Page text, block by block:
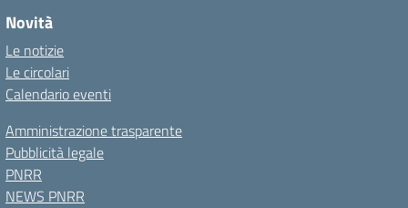
Novità
Le notizie
Le circolari
Calendario eventi
Amministrazione trasparente
Pubblicità legale
PNRR
NEWS PNRR